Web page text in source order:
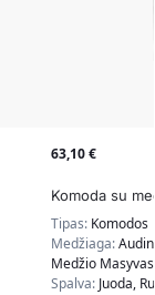
63,10€
Komoda su
Tipas: Komodos
Medžiaga:
Medžio
Spalva: Juoda,